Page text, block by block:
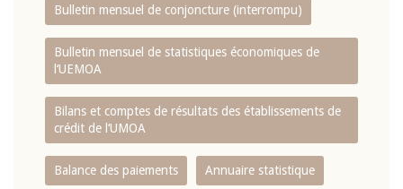
Bulletin mensuel de conjoncture (interrompu)
Bulletin mensuel de statistiques économiques de
l‘UEMOA
Bilans et comptes de résultats des établissements de
crédit de l‘UMOA
Balance des paiements Annuaire statistique